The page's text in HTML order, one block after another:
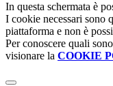
In questa schermata è
I cookie necessari sono
piattaforma e non è
Per conoscere quali
visionare la COOKIE